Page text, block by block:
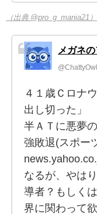
（出典 @pro_g_mania21）
メガネ
４１歳Ｃロナ
出し切った」
半ＡＴに悪夢
強敗退(スポー
なるが、やは
導者？もしく
界に関わって